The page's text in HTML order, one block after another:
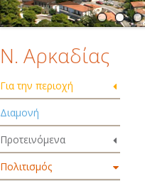
Ν. Αρκαδίας
Για την περιοχή
Διαμονή
Προτεινόμενα
Πολιτισμός